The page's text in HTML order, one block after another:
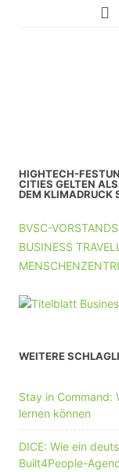
HIGHTECH-
CITIES GELTEN
DEM KLIMADRUCK
BVSC-
BUSINESS
WEITERE
Stay in Command:
lernen können
DICE: Wie ein
Built4People-